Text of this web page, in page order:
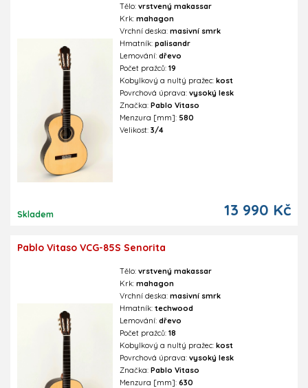
Skladem
Tělo:vrstvený makassar
Krk:mahagon
Vrchní deska:masivní smrk
Hmatník:palisandr
Lemování:dřevo
Počet pražců:19
Kobylkový a nultý pražec:kost
Povrchová úprava:vysoký lesk
Značka:Pablo Vitaso
Menzura [mm]: 580
Velikost:3/4
13 990 Kč
Pablo Vitaso VCG-85S Senorita
Tělo:vrstvený makassar
Krk:mahagon
Vrchní deska:masivní smrk
Hmatník:techwood
Lemování:dřevo
Počet pražců:18
Kobylkový a nultý pražec:kost
Povrchová úprava:vysoký lesk
Značka:Pablo Vitaso
Menzura [mm]:630